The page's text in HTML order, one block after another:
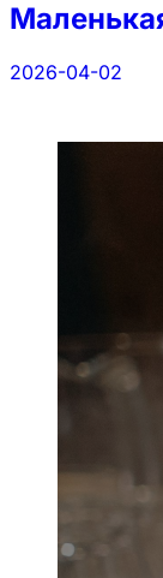
2026-04-02